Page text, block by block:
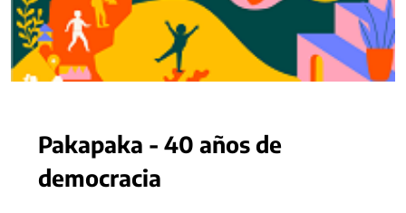
Pakapaka - 40 años de
democracia